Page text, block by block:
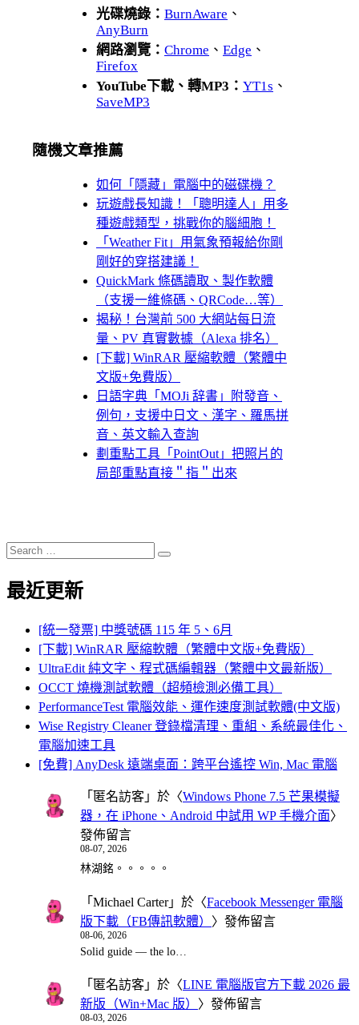
光碟燒錄： BurnAware 、
AnyBurn
網路瀏覽： Chrome 、 Edge 、
Firefox
YouTube下載、轉MP3： YT1s 、
SaveMP3
隨機文章推薦
如何「隱藏」電腦中的磁碟機？
玩遊戲長知識！「聰明達人」用多
種遊戲類型，挑戰你的腦細胞！
「Weather Fi‪t‬」用氣象預報給你剛
剛好的穿搭建議！
QuickMark 條碼讀取、製作軟體
（支援一維條碼、QRCode…等）
揭秘！台灣前 500 大網站每日流
量、PV 真實數據（Alexa 排名）
[下載] WinRAR 壓縮軟體（繁體中
文版+免費版）
日語字典「MOJi 辞書」附發音、
例句，支援中日文、漢字、羅馬拼
音、英文輸入查詢
劃重點工具「PointOut」把照片的
局部重點直接＂指＂出來
Search
for:
Search
最近更新
[統一發票] 中獎號碼 115 年 5、6月
[下載] WinRAR 壓縮軟體（繁體中文版+免費版）
UltraEdit 純文字、程式碼編輯器（繁體中文最新版）
OCCT 燒機測試軟體（超頻檢測必備工具）
PerformanceTest 電腦效能、運作速度測試軟體(中文版)
Wise Registry Cleaner 登錄檔清理、重組、系統最佳化、
電腦加速工具
[免費] AnyDesk 遠端桌面：跨平台遙控 Win, Mac 電腦
「 匿名訪客 」於〈Windows Phone 7.5 芒果模擬
器，在 iPhone、Android 中試用 WP 手機介面〉
發佈留言
08-07, 2026
林湖銘。。。。。
「 Michael Carter」於〈Facebook Messenger 電腦
版下載（FB傳訊軟體） 〉發佈留言
08-06, 2026
Solid guide — the lo…
「 匿名訪客 」於〈LINE 電腦版官方下載 2026 最
新版（Win+Mac 版） 〉發佈留言
08-03, 2026